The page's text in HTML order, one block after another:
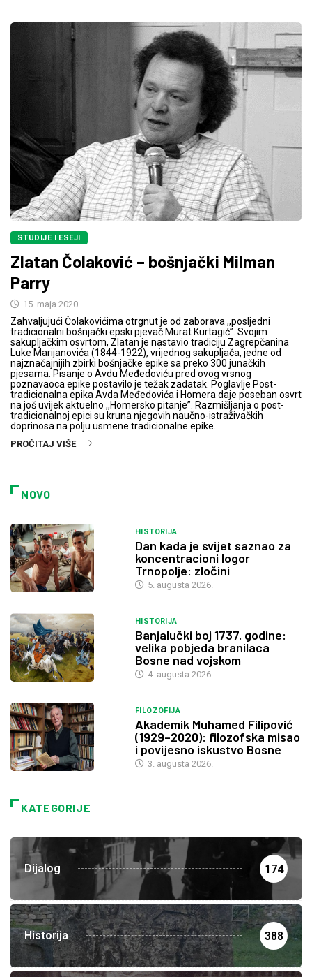
STUDIJE I ESEJI
Zlatan Čolaković – bošnjački Milman
Parry
15. maja 2020.
Zahvaljujući Čolakovićima otrgnut je od zaborava ,,posljedni
tradicionalni bošnjački epski pjevač Murat Kurtagić”. Svojim
sakupljačkim osvrtom, Zlatan je nastavio tradiciju Zagrepčanina
Luke Marijanovića (1844-1922), vrijednog sakupljača, jedne od
najznačajnijih zbirki bošnjačke epike sa preko 300 junačkih
pjesama. Pisanje o Avdu Međedoviću pred ovog vrsnog
poznavaoca epike postavilo je težak zadatak. Poglavlje Post-
tradicionalna epika Avda Međedovića i Homera daje poseban osvrt
na još uvijek aktuelno ,,Homersko pitanje”. Razmišljanja o post-
tradicionalnoj epici su kruna njegovih naučno-istraživačkih
doprinosa na polju usmene tradicionalne epike.
PROČITAJ VIŠE
NOVO
HISTORIJA
Dan kada je svijet saznao za
koncentracioni logor
Trnopolje: zločini
5. augusta 2026.
HISTORIJA
Banjalučki boj 1737. godine:
velika pobjeda branilaca
Bosne nad vojskom
4. augusta 2026.
FILOZOFIJA
Akademik Muhamed Filipović
(1929–2020): filozofska misao
i povijesno iskustvo Bosne
3. augusta 2026.
KATEGORIJE
Dijalog 174
Historija 388